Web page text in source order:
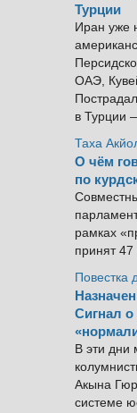
Турции
Иран уже
ОАЭ,
в Турции
Таха
О чём
по
рамках
принят
Повестка
Сигнал о
В эти дни
Акына
системе